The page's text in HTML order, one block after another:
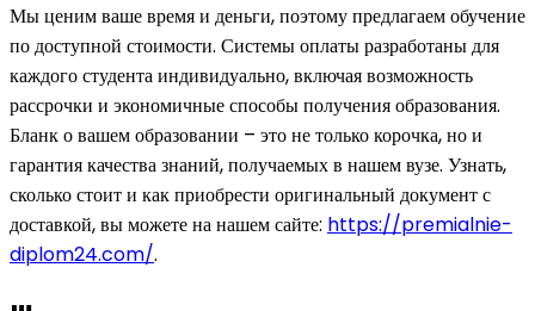
Мы ценим ваше время и деньги, поэтому предлагаем обучение
по доступной стоимости. Системы оплаты разработаны для
каждого студента индивидуально, включая возможность
рассрочки и экономичные способы получения образования.
Бланк о вашем образовании – это не только корочка, но и
гарантия качества знаний, получаемых в нашем вузе. Узнать,
сколько стоит и как приобрести оригинальный документ с
доставкой, вы можете на нашем сайте: https://premialnie-
diplom24.com/.